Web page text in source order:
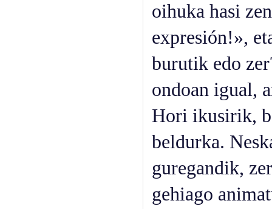
oihuka hasi
expresión!»,
burutik edo
ondoan igual,
Hori ikusirik,
beldurka.
guregandik,
gehiago